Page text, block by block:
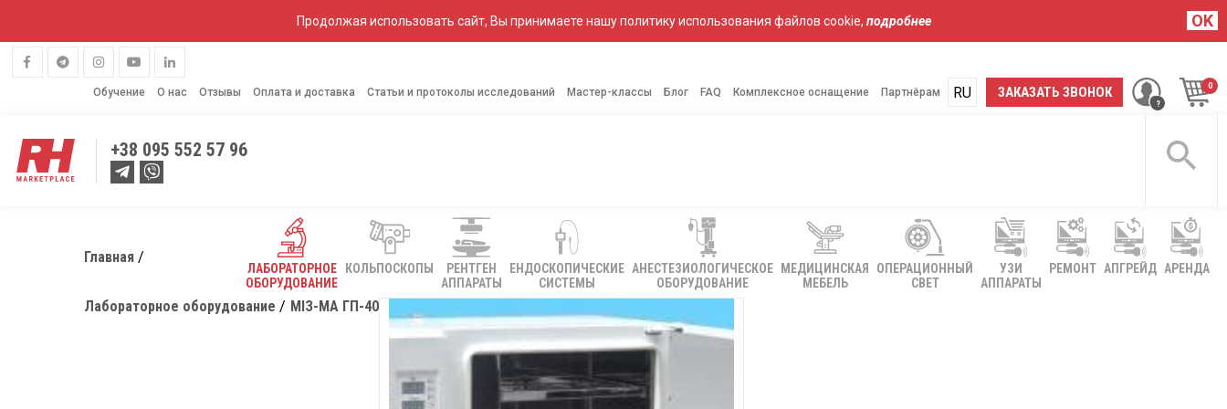
Продолжая использовать сайт, Вы принимаете нашу политику использования файлов cookie, подробнее OK
Обучение О нас Отзывы Оплата и доставка Статьи и протоколы исследований Мастер-классы Блог FAQ Комплексное оснащение Партнёрам ЗАКАЗАТЬ ЗВОНОК
RU
UA
+38 095 552 57 96
ЛАБОРАТОРНОЕ
ОБОРУДОВАНИЕ
КОЛЬПОСКОПЫ
РЕНТГЕН
АППАРАТЫ
ЕНДОСКОПИЧЕСКИЕ
СИСТЕМЫ
АНЕСТЕЗИОЛОГИЧЕСКОЕ
ОБОРУДОВАНИЕ
МЕДИЦИНСКАЯ
МЕБЕЛЬ
ОПЕРАЦИОННЫЙ
СВЕТ
УЗИ
АППАРАТЫ
РЕМОНТ АПГРЕЙД АРЕНДА
Главная
Лабораторное оборудование МІЗ-МА ГП-40